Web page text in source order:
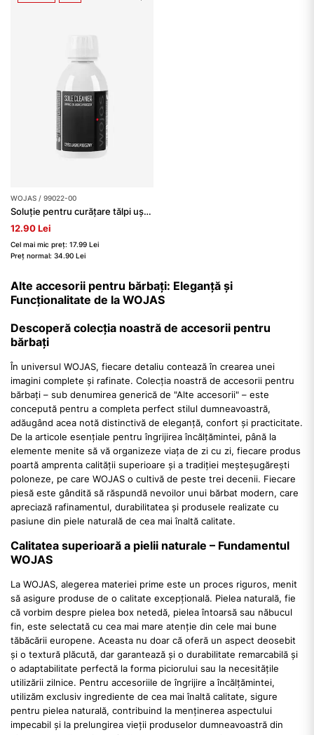
WOJAS / 99022-00
Soluție pentru curățare tălpi ușoare
12.90 Lei
Cel mai mic preț: 17.99 Lei
Preț normal: 34.90 Lei
Alte accesorii pentru bărbați: Eleganță și
Funcționalitate de la WOJAS
Descoperă colecția noastră de accesorii pentru
bărbați
În universul WOJAS, fiecare detaliu contează în crearea unei
imagini complete și rafinate. Colecția noastră de accesorii pentru
bărbați – sub denumirea generică de "Alte accesorii" – este
concepută pentru a completa perfect stilul dumneavoastră,
adăugând acea notă distinctivă de eleganță, confort și practicitate.
De la articole esențiale pentru îngrijirea încălțămintei, până la
elemente menite să vă organizeze viața de zi cu zi, fiecare produs
poartă amprenta calității superioare și a tradiției meșteșugărești
poloneze, pe care WOJAS o cultivă de peste trei decenii. Fiecare
piesă este gândită să răspundă nevoilor unui bărbat modern, care
apreciază rafinamentul, durabilitatea și produsele realizate cu
pasiune din piele naturală de cea mai înaltă calitate.
Calitatea superioară a pielii naturale – Fundamentul
WOJAS
La WOJAS, alegerea materiei prime este un proces riguros, menit
să asigure produse de o calitate excepțională. Pielea naturală, fie
că vorbim despre pielea box netedă, pielea întoarsă sau năbucul
fin, este selectată cu cea mai mare atenție din cele mai bune
tăbăcării europene. Aceasta nu doar că oferă un aspect deosebit
și o textură plăcută, dar garantează și o durabilitate remarcabilă și
o adaptabilitate perfectă la forma piciorului sau la necesitățile
utilizării zilnice. Pentru accesoriile de îngrijire a încălțămintei,
utilizăm exclusiv ingrediente de cea mai înaltă calitate, sigure
pentru pielea naturală, contribuind la menținerea aspectului
impecabil și la prelungirea vieții produselor dumneavoastră din